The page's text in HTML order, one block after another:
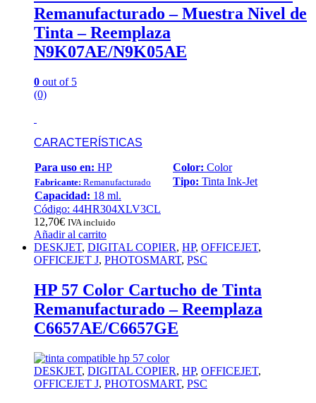
Remanufacturado – Muestra Nivel de
Tinta – Reemplaza
N9K07AE/N9K05AE
0 out of 5
(0)
CARACTERÍSTICAS
Para uso en: HP Color: Color
Fabricante: Remanufacturado Tipo: Tinta Ink-Jet
Capacidad: 18 ml.
Código: 44HR304XLV3CL
12,70€ IVA incluido
Añadir al carrito
DESKJET, DIGITAL COPIER, HP, OFFICEJET,
OFFICEJET J, PHOTOSMART, PSC
HP 57 Color Cartucho de Tinta
Remanufacturado – Reemplaza
C6657AE/C6657GE
DESKJET, DIGITAL COPIER, HP, OFFICEJET,
OFFICEJET J, PHOTOSMART, PSC